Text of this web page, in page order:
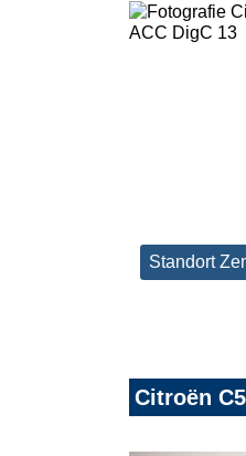
Standort
Citroën